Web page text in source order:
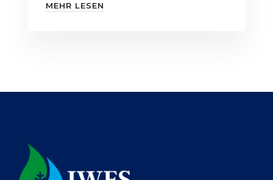
Dienste (NHMS)
MEHR LESEN